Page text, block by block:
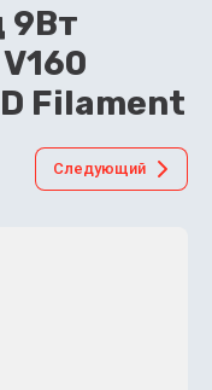
9Вт
Filament
Следующий